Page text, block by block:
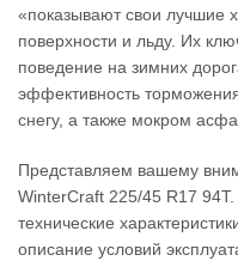
«показывают свои лучшие
поверхности и льду. Их
поведение на зимних
эффективность
снегу, а также мокром
Представляем вашему
WinterCraft 225/45 R17
технические
описание условий